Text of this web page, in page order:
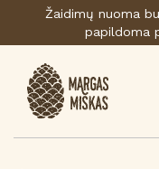
Žaidimų nuoma
papildoma